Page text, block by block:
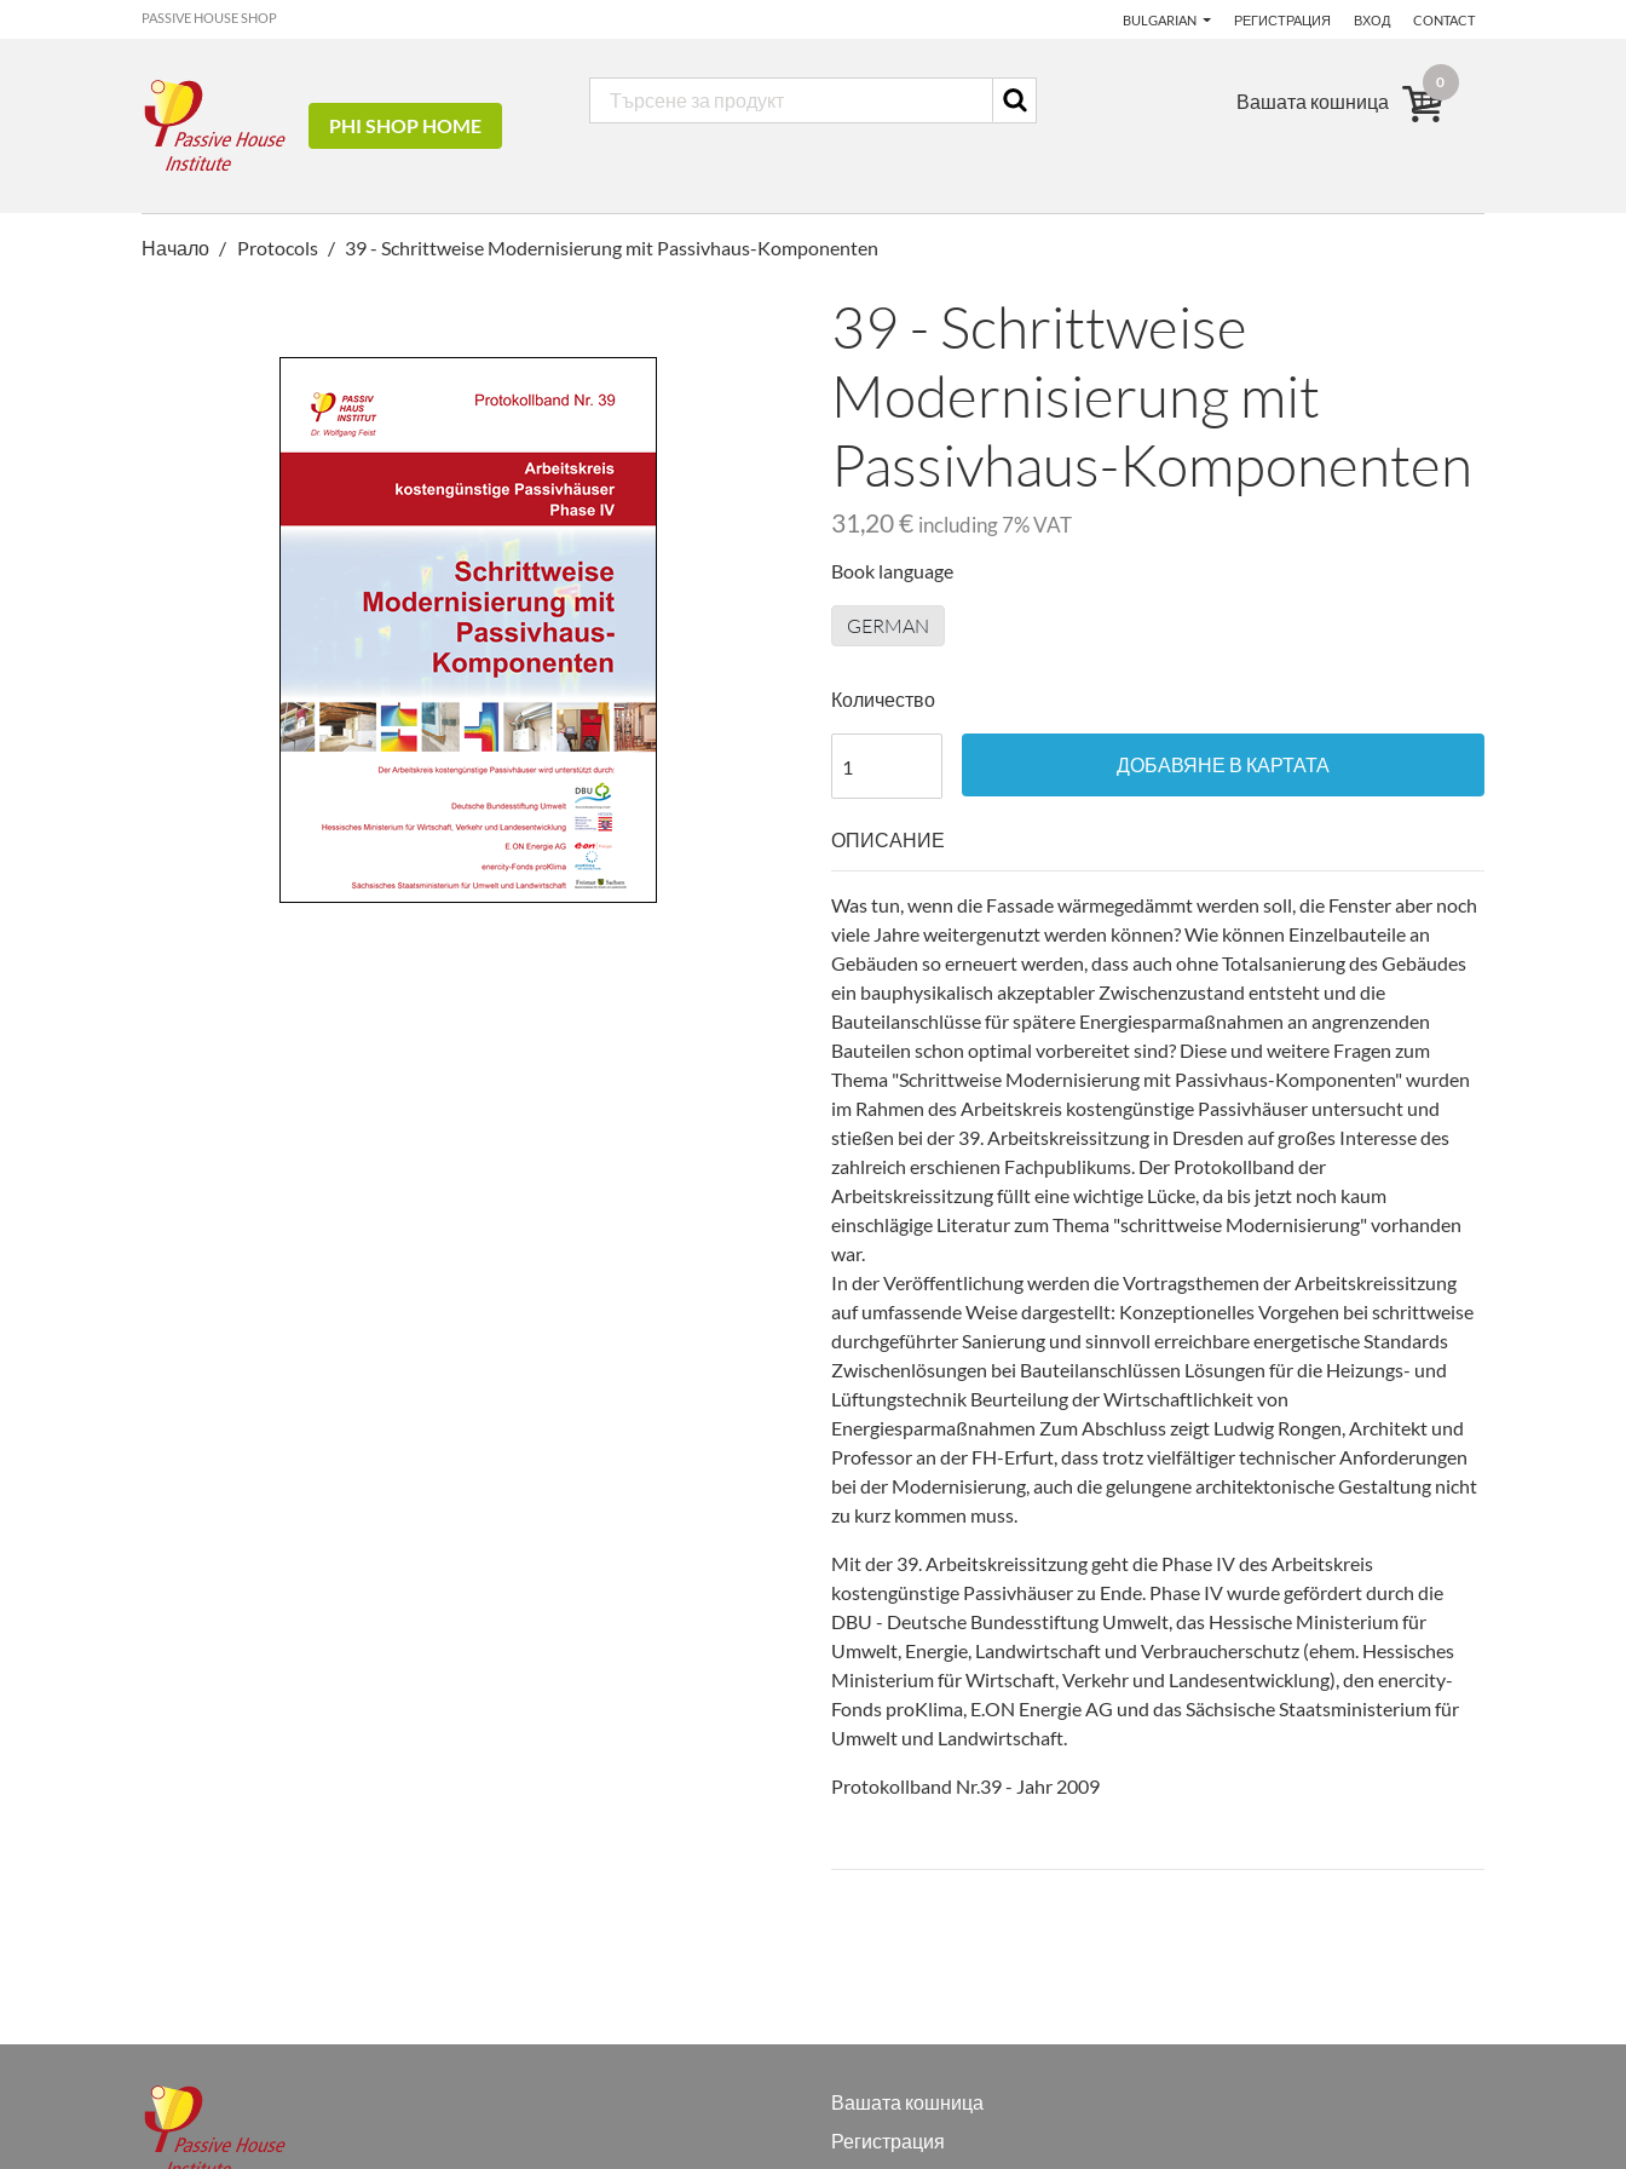
PASSIVE HOUSE SHOP BULGARIAN РЕГИСТРАЦИЯ ВХОД CONTACT
PHI SHOP HOME
Вашата кошница
0
Начало Protocols 39 - Schrittweise Modernisierung mit Passivhaus-Komponenten
39 - Schrittweise
Modernisierung mit
Passivhaus-Komponenten
31,20 € including 7% VAT
Book language
GERMAN
Количество
ДОБАВЯНЕ В КАРТАТА
ОПИСАНИЕ
Was tun, wenn die Fassade wärmegedämmt werden soll, die Fenster aber noch
viele Jahre weitergenutzt werden können? Wie können Einzelbauteile an
Gebäuden so erneuert werden, dass auch ohne Totalsanierung des Gebäudes
ein bauphysikalisch akzeptabler Zwischenzustand entsteht und die
Bauteilanschlüsse für spätere Energiesparmaßnahmen an angrenzenden
Bauteilen schon optimal vorbereitet sind? Diese und weitere Fragen zum
Thema "Schrittweise Modernisierung mit Passivhaus-Komponenten" wurden
im Rahmen des Arbeitskreis kostengünstige Passivhäuser untersucht und
stießen bei der 39. Arbeitskreissitzung in Dresden auf großes Interesse des
zahlreich erschienen Fachpublikums. Der Protokollband der
Arbeitskreissitzung füllt eine wichtige Lücke, da bis jetzt noch kaum
einschlägige Literatur zum Thema "schrittweise Modernisierung" vorhanden
war.
In der Veröffentlichung werden die Vortragsthemen der Arbeitskreissitzung
auf umfassende Weise dargestellt: Konzeptionelles Vorgehen bei schrittweise
durchgeführter Sanierung und sinnvoll erreichbare energetische Standards
Zwischenlösungen bei Bauteilanschlüssen Lösungen für die Heizungs- und
Lüftungstechnik Beurteilung der Wirtschaftlichkeit von
Energiesparmaßnahmen Zum Abschluss zeigt Ludwig Rongen, Architekt und
Professor an der FH-Erfurt, dass trotz vielfältiger technischer Anforderungen
bei der Modernisierung, auch die gelungene architektonische Gestaltung nicht
zu kurz kommen muss.
Mit der 39. Arbeitskreissitzung geht die Phase IV des Arbeitskreis
kostengünstige Passivhäuser zu Ende. Phase IV wurde gefördert durch die
DBU - Deutsche Bundesstiftung Umwelt, das Hessische Ministerium für
Umwelt, Energie, Landwirtschaft und Verbraucherschutz (ehem. Hessisches
Ministerium für Wirtschaft, Verkehr und Landesentwicklung), den enercity-
Fonds proKlima, E.ON Energie AG und das Sächsische Staatsministerium für
Umwelt und Landwirtschaft.
Protokollband Nr.39 - Jahr 2009
Вашата кошница
Регистрация